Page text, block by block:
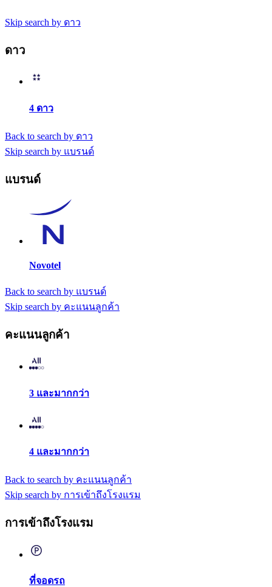
Skip search by ดาว
ดาว
4 ดาว
Back to search by ดาว
Skip search by แบรนด์
แบรนด์
Novotel
Back to search by แบรนด์
Skip search by คะแนนลูกค้า
คะแนนลูกค้า
3 และมากกว่า
4 และมากกว่า
Back to search by คะแนนลูกค้า
Skip search by การเข้าถึงโรงแรม
การเข้าถึงโรงแรม
ที่จอดรถ